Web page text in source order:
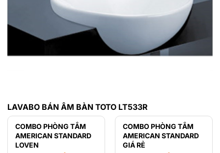
LAVABO BÁN ÂM BÀN TOTO LT533R
COMBO PHÒNG TẮM
AMERICAN STANDARD
LOVEN
COMBO PHÒNG TẮM
AMERICAN STANDARD
GIÁ RẺ